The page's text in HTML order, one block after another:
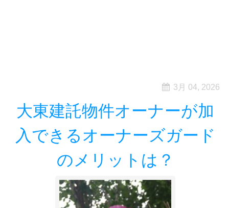
3月 04, 2026
大東建託物件オーナーが加
入できるオーナーズガード
のメリットは？